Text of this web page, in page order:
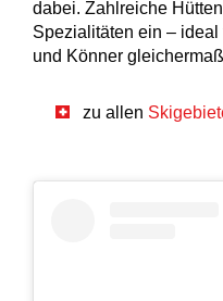
dabei. Zahlreiche
Spezialitäten ein –
und Könner
zu allen